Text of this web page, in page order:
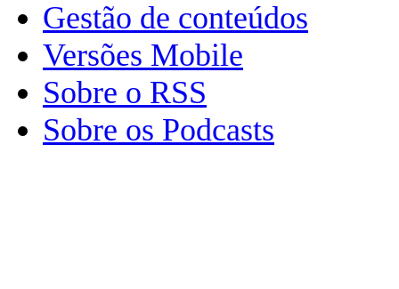
Gestão de conteúdos
Versões Mobile
Sobre o RSS
Sobre os Podcasts